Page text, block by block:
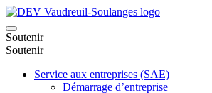
Soutenir
Soutenir
Service aux entreprises (SAE)
Démarrage d’entreprise